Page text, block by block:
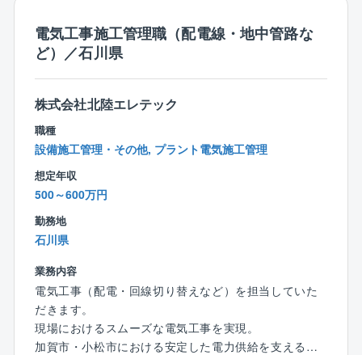
全国規模で多数の公共案件を手がけてきた実績があ
り、安定した受注と継続的な成長を実現しています。
が多数あります。
■魅力
・安定性・事業基盤の強さ
JR西日本グループの一員として、鉄道インフラを中心
とした安定した事業基盤を有しており、景気変動の影
響を受けにくい環境で長期的にキャリア形成が可能で
す。
・新設と維持管理の両方を経験できる
鉄道インフラ特有で、新設工事と保守・改修の両方が
あり、片方に偏らず、土木施工管理として幅広い経験
■働き方
【「働き方」から「働きがい」へ】
2017年に「働き方推進本部」を設置し、就業環境の整
備に取り組んでいます。現在、中期計画2025にて「働
電気工事施工管理職（配電線・地中管路な
ど）／石川県
株式会社北陸エレテック
職種
設備施工管理・その他, プラント電気施工管理
想定年収
500～600万円
勤務地
石川県
業務内容
電気工事（配電・回線切り替えなど）を担当していた
だきます。
現場におけるスムーズな電気工事を実現。
加賀市・小松市における安定した電力供給を支える仕